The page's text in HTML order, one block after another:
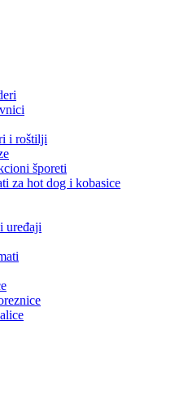
i roštilji
šporeti
za hot dog i kobasice
uređaji